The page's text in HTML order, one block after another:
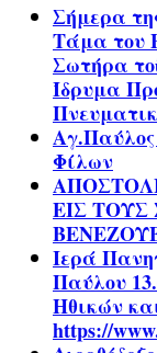
Σήμερα
Τάμα του
Σωτήρα
Ίδρυμα
Αγ.Παύλος
Φίλων
ΕΙΣ
Ιερά
Παύλου
Ηθικών
https://